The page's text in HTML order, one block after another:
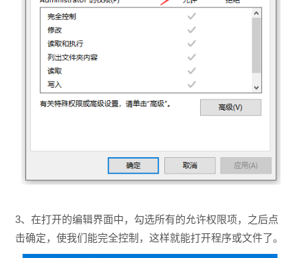
3、在打开的编辑界面中，勾选所有的允许权限项，之后点
击确定，使我们能完全控制，这样就能打开程序或文件了。